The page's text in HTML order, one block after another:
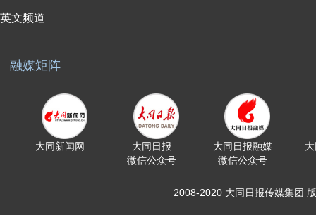
英文频道
融媒矩阵
大同新闻网
大同日报
微信公众号
大同日报融媒
微信公众号
2008-2020 大同日报传媒集团